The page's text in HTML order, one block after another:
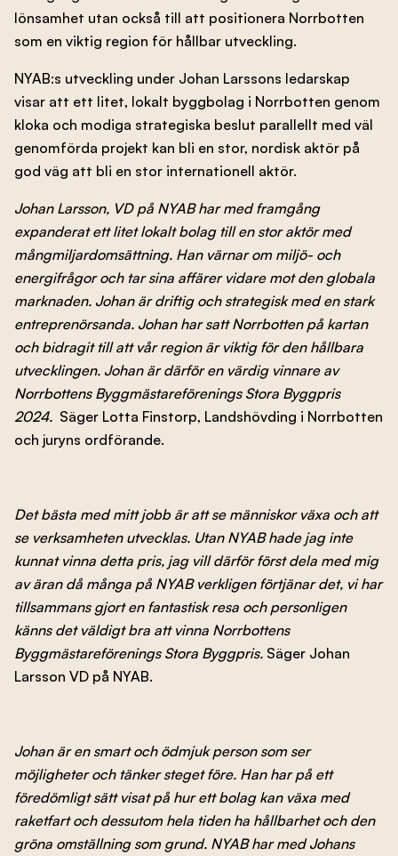
lönsamhet utan också till att positionera Norrbotten
som en viktig region för hållbar utveckling.
NYAB:s utveckling under Johan Larssons ledarskap
visar att ett litet, lokalt byggbolag i Norrbotten genom
kloka och modiga strategiska beslut parallellt med väl
genomförda projekt kan bli en stor, nordisk aktör på
god väg att bli en stor internationell aktör.
Johan Larsson, VD på NYAB har med framgång
expanderat ett litet lokalt bolag till en stor aktör med
mångmiljardomsättning. Han värnar om miljö- och
energifrågor och tar sina affärer vidare mot den globala
marknaden. Johan är driftig och strategisk med en stark
entreprenörsanda. Johan har satt Norrbotten på kartan
och bidragit till att vår region är viktig för den hållbara
utvecklingen. Johan är därför en värdig vinnare av
Norrbottens Byggmästareförenings Stora Byggpris
2024. Säger Lotta Finstorp, Landshövding i Norrbotten
och juryns ordförande.
Det bästa med mitt jobb är att se människor växa och att
se verksamheten utvecklas. Utan NYAB hade jag inte
kunnat vinna detta pris, jag vill därför först dela med mig
av äran då många på NYAB verkligen förtjänar det, vi har
tillsammans gjort en fantastisk resa och personligen
känns det väldigt bra att vinna Norrbottens
Byggmästareförenings Stora Byggpris. Säger Johan
Larsson VD på NYAB.
Johan är en smart och ödmjuk person som ser
möjligheter och tänker steget före. Han har på ett
föredömligt sätt visat på hur ett bolag kan växa med
raketfart och dessutom hela tiden ha hållbarhet och den
gröna omställning som grund. NYAB har med Johans